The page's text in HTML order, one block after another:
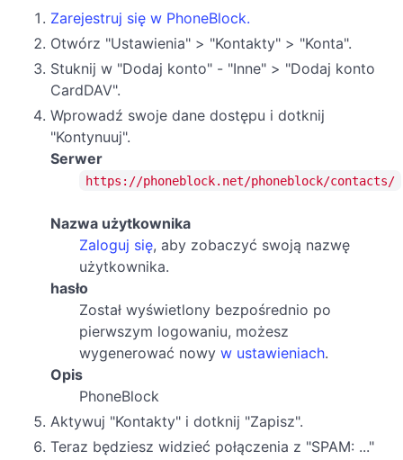
Zarejestruj się w PhoneBlock.
Otwórz "Ustawienia" > "Kontakty" > "Konta".
Stuknij w "Dodaj konto" - "Inne" > "Dodaj konto
CardDAV".
Wprowadź swoje dane dostępu i dotknij
"Kontynuuj".
Serwer
https://phoneblock.net/phoneblock/contacts/
Nazwa użytkownika
Zaloguj się, aby zobaczyć swoją nazwę
użytkownika.
hasło
Został wyświetlony bezpośrednio po
pierwszym logowaniu, możesz
wygenerować nowy w ustawieniach.
Opis
PhoneBlock
Aktywuj "Kontakty" i dotknij "Zapisz".
Teraz będziesz widzieć połączenia z "SPAM: ..."